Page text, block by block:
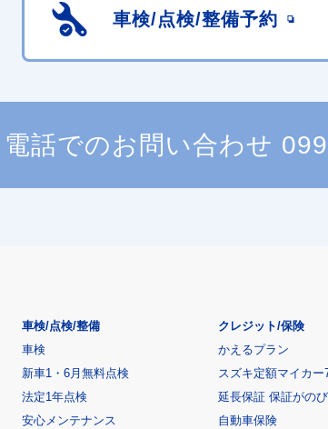
車検/点検/整備予約
電話でのお問い合わせ
車検/点検/整備
車検
新車1・6月無料点検
法定1年点検
安心メンテナンス
クレジット/保険
かえるプラン
スズキ定額マイカー
延長保証 保証がの
自動車保険